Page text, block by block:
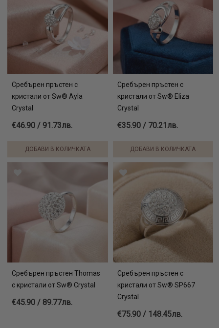
Сребърен пръстен с
кристали от Sw® Ayla
Crystal
€46.90 / 91.73лв.
ДОБАВИ В КОЛИЧКАТА
Сребърен пръстен с
кристали от Sw® Eliza
Crystal
€35.90 / 70.21лв.
ДОБАВИ В КОЛИЧКАТА
Сребърен пръстен Thomas
с кристали от Sw® Crystal
€45.90 / 89.77лв.
Сребърен пръстен с
кристали от Sw® SP667
Crystal
€75.90 / 148.45лв.